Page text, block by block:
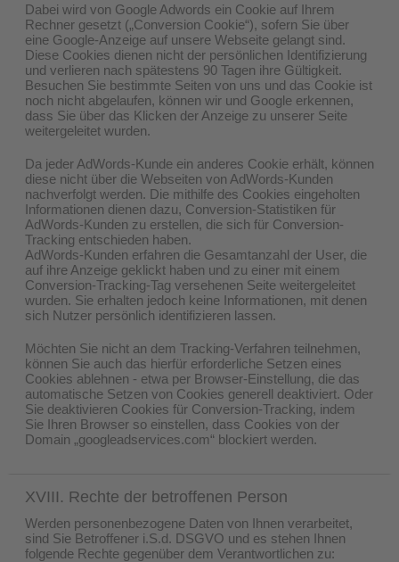
Dabei wird von Google Adwords ein Cookie auf Ihrem
Rechner gesetzt („Conversion Cookie“), sofern Sie über
eine Google-Anzeige auf unsere Webseite gelangt sind.
Diese Cookies dienen nicht der persönlichen Identifizierung
und verlieren nach spätestens 90 Tagen ihre Gültigkeit.
Besuchen Sie bestimmte Seiten von uns und das Cookie ist
noch nicht abgelaufen, können wir und Google erkennen,
dass Sie über das Klicken der Anzeige zu unserer Seite
weitergeleitet wurden.
Da jeder AdWords-Kunde ein anderes Cookie erhält, können
diese nicht über die Webseiten von AdWords-Kunden
nachverfolgt werden. Die mithilfe des Cookies eingeholten
Informationen dienen dazu, Conversion-Statistiken für
AdWords-Kunden zu erstellen, die sich für Conversion-
Tracking entschieden haben.
AdWords-Kunden erfahren die Gesamtanzahl der User, die
auf ihre Anzeige geklickt haben und zu einer mit einem
Conversion-Tracking-Tag versehenen Seite weitergeleitet
wurden. Sie erhalten jedoch keine Informationen, mit denen
sich Nutzer persönlich identifizieren lassen.
Möchten Sie nicht an dem Tracking-Verfahren teilnehmen,
können Sie auch das hierfür erforderliche Setzen eines
Cookies ablehnen - etwa per Browser-Einstellung, die das
automatische Setzen von Cookies generell deaktiviert. Oder
Sie deaktivieren Cookies für Conversion-Tracking, indem
Sie Ihren Browser so einstellen, dass Cookies von der
Domain „googleadservices.com“ blockiert werden.
XVIII. Rechte der betroffenen Person
Werden personenbezogene Daten von Ihnen verarbeitet,
sind Sie Betroffener i.S.d. DSGVO und es stehen Ihnen
folgende Rechte gegenüber dem Verantwortlichen zu: